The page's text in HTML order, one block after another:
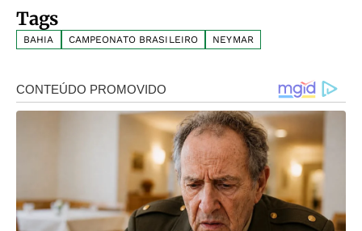
Tags
BAHIA CAMPEONATO BRASILEIRO NEYMAR